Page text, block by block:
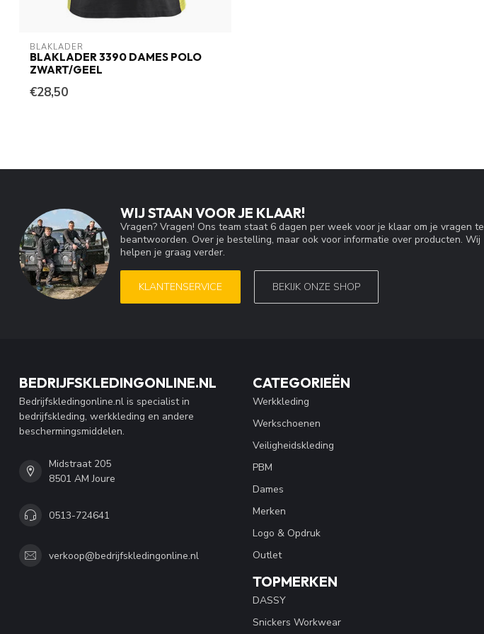
BLAKLADER
BLAKLADER 3390 DAMES POLO
ZWART/GEEL
€28,50
WIJ STAAN VOOR JE KLAAR!
Vragen? Vragen! Ons team staat 6 dagen per week voor je klaar om je vragen te
beantwoorden. Over je bestelling, maar ook voor informatie over producten. Wij
helpen je graag verder.
KLANTENSERVICE BEKIJK ONZE SHOP
BEDRIJFSKLEDINGONLINE.NL
Bedrijfskledingonline.nl is specialist in
bedrijfskleding, werkkleding en andere
beschermingsmiddelen.
Midstraat 205
8501 AM Joure
0513-724641
verkoop@bedrijfskledingonline.nl
CATEGORIEËN
Werkkleding
Werkschoenen
Veiligheidskleding
PBM
Dames
Merken
Logo & Opdruk
Outlet
TOPMERKEN
DASSY
Snickers Workwear